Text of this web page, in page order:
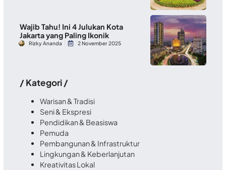
Wajib Tahu! Ini 4 Julukan Kota
Jakarta yang Paling Ikonik
Rizky Ananda 2 November 2025
/ Kategori /
Warisan & Tradisi
Seni & Ekspresi
Pendidikan & Beasiswa
Pemuda
Pembangunan & Infrastruktur
Lingkungan & Keberlanjutan
Kreativitas Lokal